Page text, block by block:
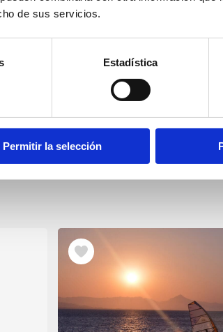
de sus servicios.
Estadística
Permitir la selección